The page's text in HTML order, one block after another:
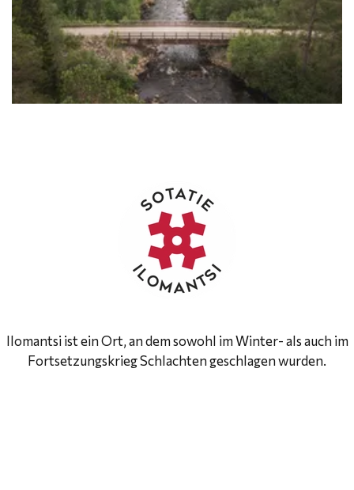
Ilomantsi ist ein Ort, an dem sowohl im Winter- als auch im
Fortsetzungskrieg Schlachten geschlagen wurden.